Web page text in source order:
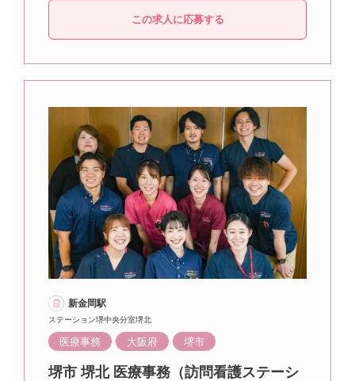
この求人に応募する
新金岡駅
ステーション堺中央分室堺北
医療事務 大阪府 堺市
堺市 堺北 医療事務（訪問看護ステーシ